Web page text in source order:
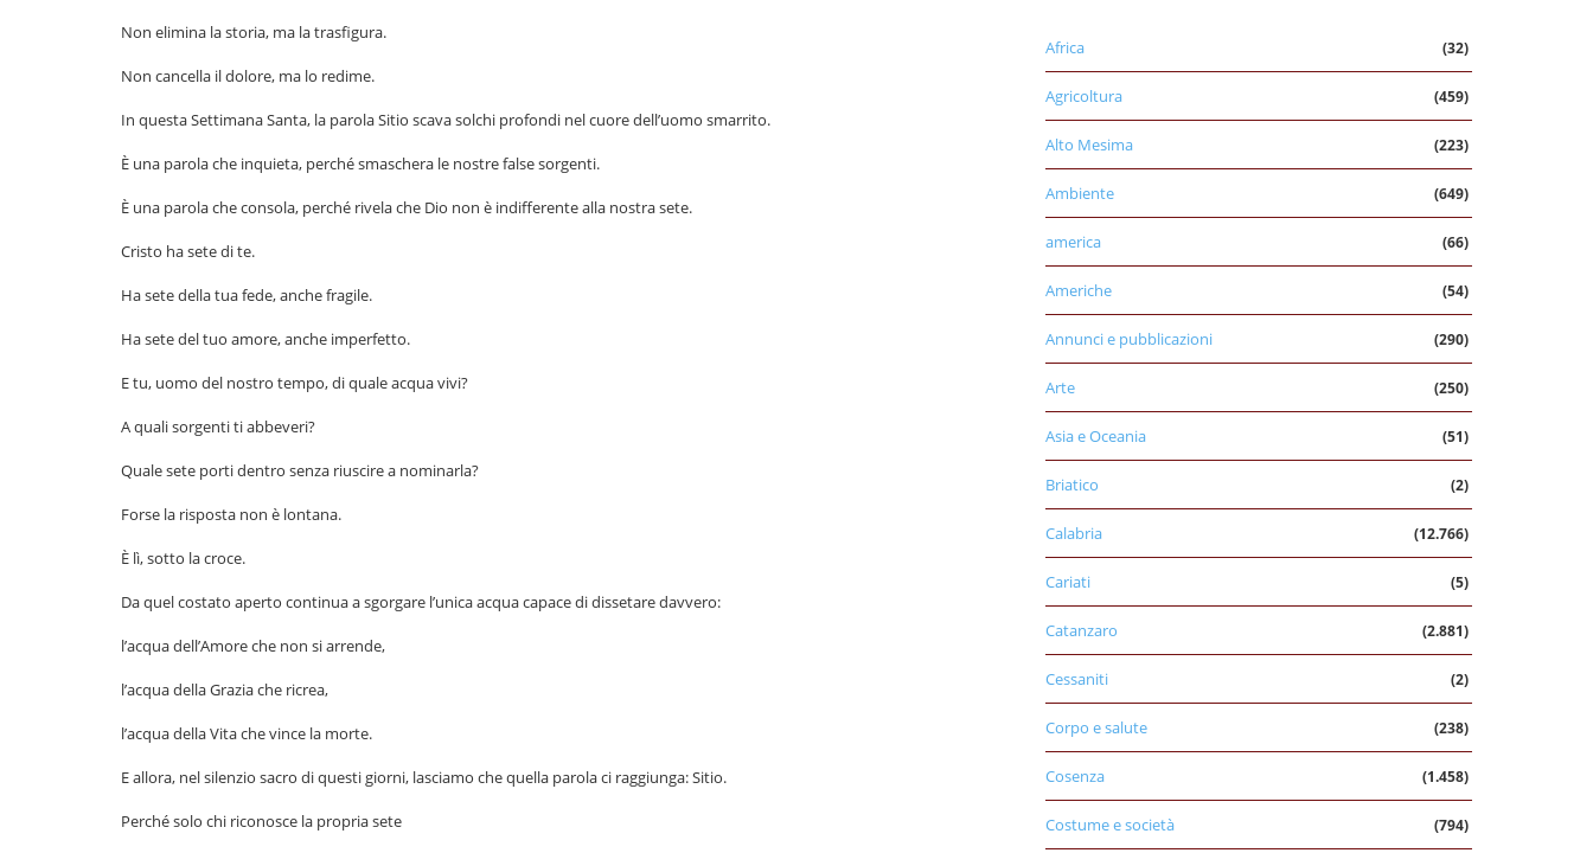
Non elimina la storia, ma la trasfigura.
Non cancella il dolore, ma lo redime.
In questa Settimana Santa, la parola Sitio scava solchi profondi nel cuore dell’uomo smarrito.
È una parola che inquieta, perché smaschera le nostre false sorgenti.
È una parola che consola, perché rivela che Dio non è indifferente alla nostra sete.
Cristo ha sete di te.
Ha sete della tua fede, anche fragile.
Ha sete del tuo amore, anche imperfetto.
E tu, uomo del nostro tempo, di quale acqua vivi?
A quali sorgenti ti abbeveri?
Quale sete porti dentro senza riuscire a nominarla?
Forse la risposta non è lontana.
È lì, sotto la croce.
Da quel costato aperto continua a sgorgare l’unica acqua capace di dissetare davvero:
l’acqua dell’Amore che non si arrende,
l’acqua della Grazia che ricrea,
l’acqua della Vita che vince la morte.
E allora, nel silenzio sacro di questi giorni, lasciamo che quella parola ci raggiunga: Sitio.
Perché solo chi riconosce la propria sete
Africa (32)
Agricoltura (459)
Alto Mesima (223)
Ambiente (649)
america (66)
Americhe (54)
Annunci e pubblicazioni (290)
Arte (250)
Asia e Oceania (51)
Briatico (2)
Calabria (12.766)
Cariati (5)
Catanzaro (2.881)
Cessaniti (2)
Corpo e salute (238)
Cosenza (1.458)
Costume e società (794)